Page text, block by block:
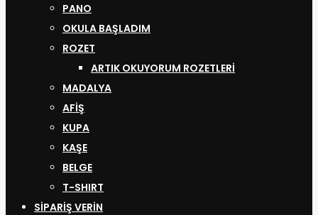
PANO
OKULA BAŞLADIM
ROZET
ARTIK OKUYORUM ROZETLERI
MADALYA
AFİŞ
KUPA
KAŞE
BELGE
T-SHIRT
SIPARIŞ VERIN